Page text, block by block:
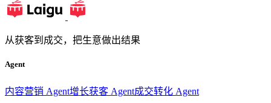
从获客到成交，把生意做出结果
Agent
内容营销 Agent增长获客 Agent成交转化 Agent